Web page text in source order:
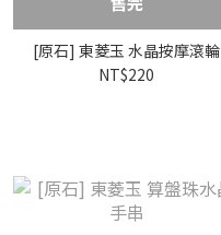
[原石] 東菱玉 水晶按摩滾輪
NT$220